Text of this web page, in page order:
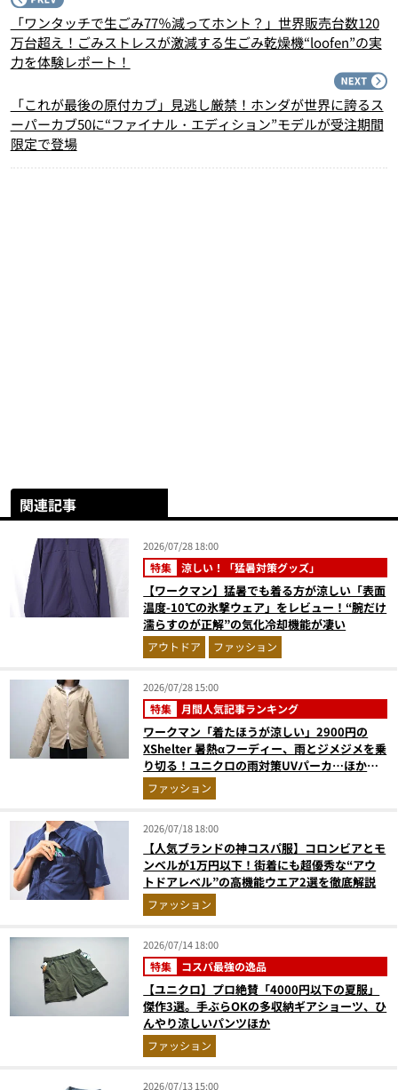
「ワンタッチで生ごみ77％減ってホント？」世界販売台数120
万台超え！ごみストレスが激減する生ごみ乾燥機“loofen”の実
力を体験レポート！
「これが最後の原付カブ」見逃し厳禁！ホンダが世界に誇るス
ーパーカブ50に“ファイナル・エディション”モデルが受注期間
限定で登場
関連記事
2026/07/28 18:00
特集 涼しい！「猛暑対策グッズ」
【ワークマン】猛暑でも着る方が涼しい「表面
温度-10℃の氷撃ウェア」をレビュー！“腕だけ
濡らすのが正解”の気化冷却機能が凄い
アウトドア ファッション
2026/07/28 15:00
特集 月間人気記事ランキング
ワークマン「着たほうが涼しい」2900円の
XShelter 暑熱αフーディー、雨とジメジメを乗
り切る！ユニクロの雨対策UVパーカ…ほか
【アウターの人気記事ランキングベスト3】
（2026年6月版）
ファッション
2026/07/18 18:00
【人気ブランドの神コスパ服】コロンビアとモ
ンベルが1万円以下！街着にも超優秀な“アウ
トドアレベル”の高機能ウエア2選を徹底解説
ファッション
2026/07/14 18:00
特集 コスパ最強の逸品
【ユニクロ】プロ絶賛「4000円以下の夏服」
傑作3選。手ぶらOKの多収納ギアショーツ、ひ
んやり涼しいパンツほか
ファッション
2026/07/13 15:00